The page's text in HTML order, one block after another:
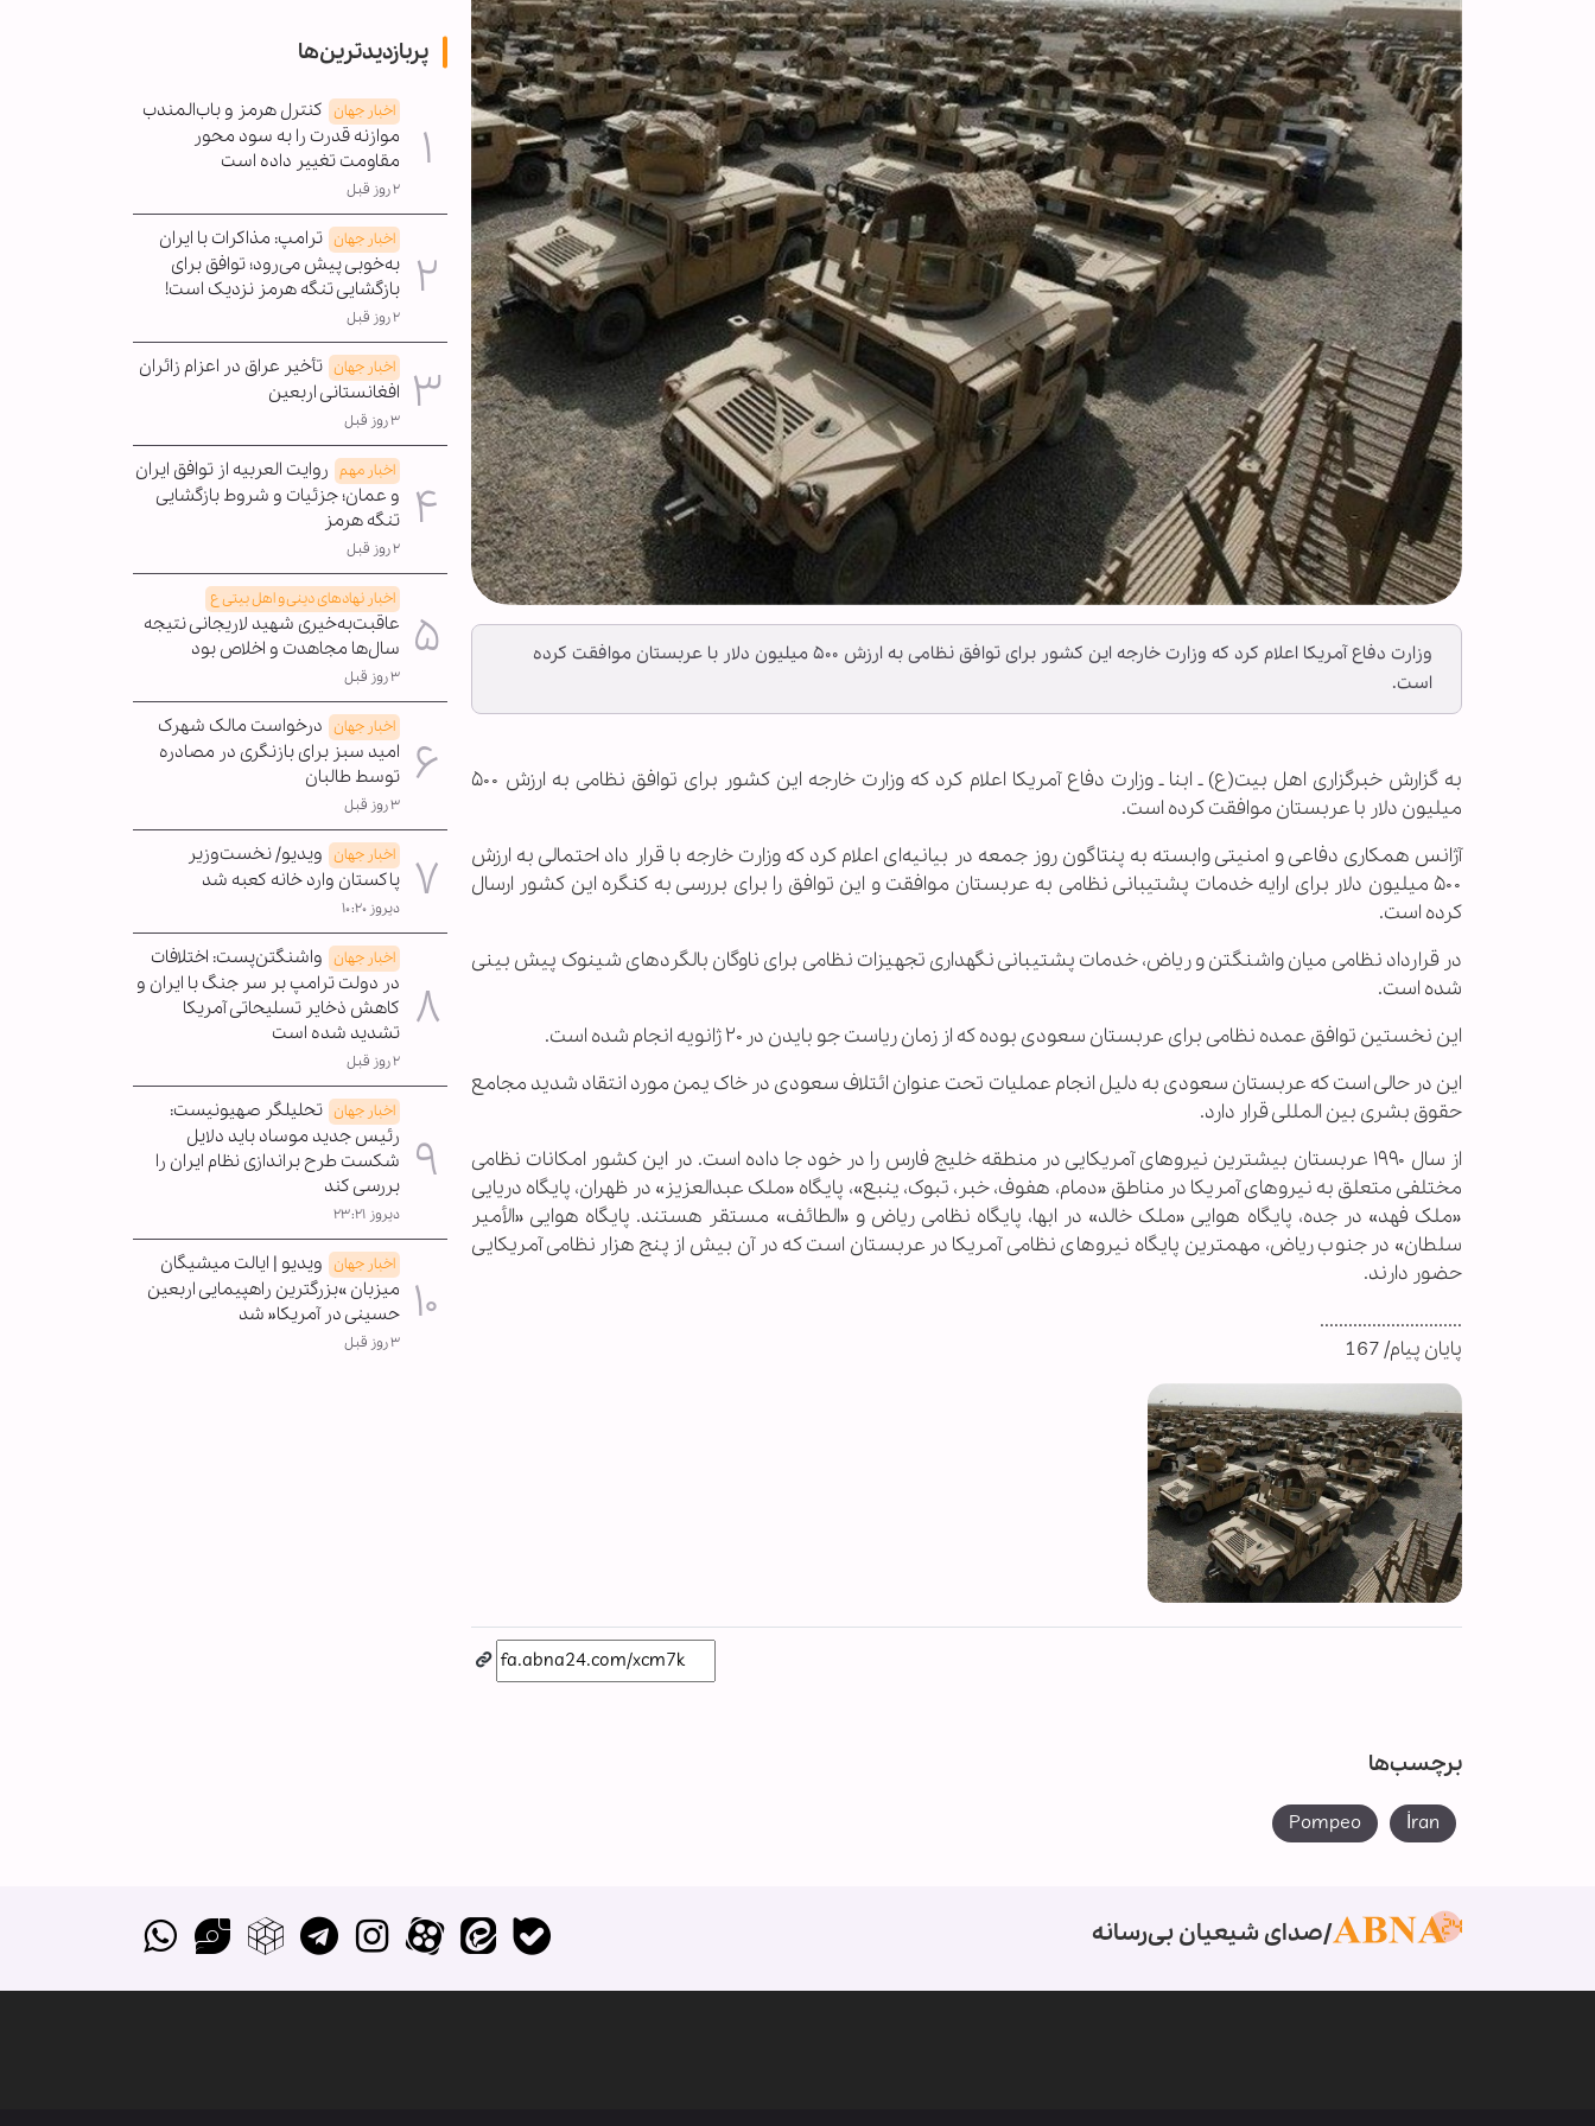
وزارت دفاع آمریکا اعلام کرد که وزارت خارجه این کشور برای توافق نظامی به ارزش ۵۰۰ میلیون دلار با عربستان موافقت کرده
است.
به گزارش خبرگزاری اهل بیت(ع) ـ ابنا ـ وزارت دفاع آمریکا اعلام کرد که وزارت خارجه این کشور برای توافق نظامی به ارزش ۵۰۰
میلیون دلار با عربستان موافقت کرده است.
آژانس همکاری دفاعی و امنیتی وابسته به پنتاگون روز جمعه در بیانیه‌ای اعلام کرد که وزارت خارجه با قرار داد احتمالی به ارزش
۵۰۰ میلیون دلار برای ارایه خدمات پشتیبانی نظامی به عربستان موافقت و این توافق را برای بررسی به کنگره این کشور ارسال
کرده است.
در قرارداد نظامی میان واشنگتن و ریاض، خدمات پشتیبانی نگهداری تجهیزات نظامی برای ناوگان بالگردهای شینوک پیش بینی
شده است.
این نخستین توافق عمده نظامی برای عربستان سعودی بوده که از زمان ریاست جو بایدن در ۲۰ ژانویه انجام شده است.
این در حالی است که عربستان سعودی به دلیل انجام عملیات تحت عنوان ائتلاف سعودی در خاک یمن مورد انتقاد شدید مجامع
حقوق بشری بین المللی قرار دارد.
از سال ۱۹۹۰ عربستان بیشترین نیروهای آمریکایی در منطقه خلیج فارس را در خود جا داده است. در این کشور امکانات نظامی
مختلفی متعلق به نیروهای آمریکا در مناطق «دمام، هفوف، خبر، تبوک، ینبع»، پایگاه «ملک عبدالعزیز» در ظهران، پایگاه دریایی
«ملک فهد» در جده، پایگاه هوایی «ملک خالد» در ابها، پایگاه نظامی ریاض و «الطائف» مستقر هستند. پایگاه هوایی «الأمیر
سلطان» در جنوب ریاض، مهمترین پایگاه نیروهای نظامی آمریکا در عربستان است که در آن بیش از پنج هزار نظامی آمریکایی
حضور دارند.
..............................
پایان پیام/ 167
برچسب‌ها
İran
Pompeo
پربازدیدترین‌ها
اخبار جهان کنترل هرمز و باب‌المندب
موازنه قدرت را به سود محور
مقاومت تغییر داده است
۲ روز قبل
اخبار جهان ترامپ: مذاکرات با ایران
به‌خوبی پیش می‌رود؛ توافق برای
بازگشایی تنگه هرمز نزدیک است!
۲ روز قبل
اخبار جهان تأخیر عراق در اعزام زائران
افغانستانی اربعین
۳ روز قبل
اخبار مهم روایت العربیه از توافق ایران
و عمان؛ جزئیات و شروط بازگشایی
تنگه هرمز
۲ روز قبل
اخبار نهادهای دینی و اهل بیتی ع
عاقبت‌به‌خیری شهید لاریجانی نتیجه
سال‌ها مجاهدت و اخلاص بود
۳ روز قبل
اخبار جهان درخواست مالک شهرک
امید سبز برای بازنگری در مصادره
توسط طالبان
۳ روز قبل
اخبار جهان ویدیو/ نخست‌وزیر
پاکستان وارد خانه کعبه شد
دیروز ۱۰:۲۰
اخبار جهان واشنگتن‌پست: اختلافات
در دولت ترامپ بر سر جنگ با ایران و
کاهش ذخایر تسلیحاتی آمریکا
تشدید شده است
۲ روز قبل
اخبار جهان تحلیلگر صهیونیست:
رئیس جدید موساد باید دلایل
شکست طرح براندازی نظام ایران را
بررسی کند
دیروز ۲۳:۲۱
اخبار جهان ویدیو | ایالت میشیگان
میزبان »بزرگترین راهپیمایی اربعین
حسینی در آمریکا« شد
۳ روز قبل
صدای شیعیان بی‌رسانه